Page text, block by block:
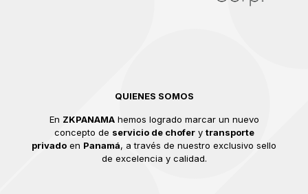
QUIENES SOMOS
En ZKPANAMAhemos logrado marcar un nuevo
concepto de servicio de chofery transporte
privado en Panamá, a través de nuestro exclusivo sello
de excelencia y calidad.